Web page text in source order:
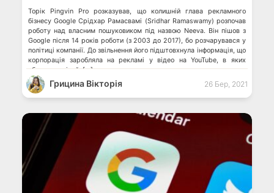
Торік Pingvin Pro розказував, що колишній глава рекламного
бізнесу Google Срідхар Рамасвамі (Sridhar Ramaswamy) розпочав
роботу над власним пошуковиком під назвою Neeva. Він пішов з
Google після 14 років роботи (з 2003 до 2017), бо розчарувався у
політиці компанії. До звільнення його підштовхнула інформація, що
корпорація заробляла на рекламі у відео на YouTube, в яких
ображали дітей. […]
Грицина Вікторія 26 Бер, 2021